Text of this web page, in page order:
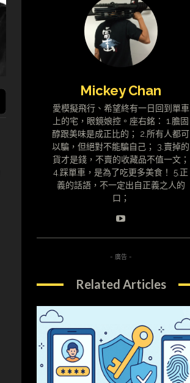
Mickey Chan
愛模擬飛行、希望終有一日回到單車
上的宅，眼鏡娘控。座右銘： 1.膽固
醇跟美味是成正比的； 2.所有人都可
以騙，但絕對不能騙自己； 3.賣掉的
貨才是錢，不賣的收藏品不值一文；
4.踩單車，是為了吃更多美食！ 5.正
義的話語，不一定出自正義之人的
口；
- 廣告 -
Related Articles